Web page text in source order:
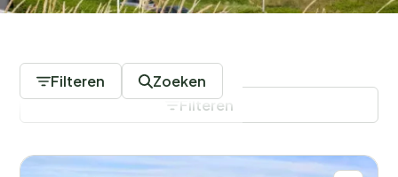
Filteren Zoeken
Filteren